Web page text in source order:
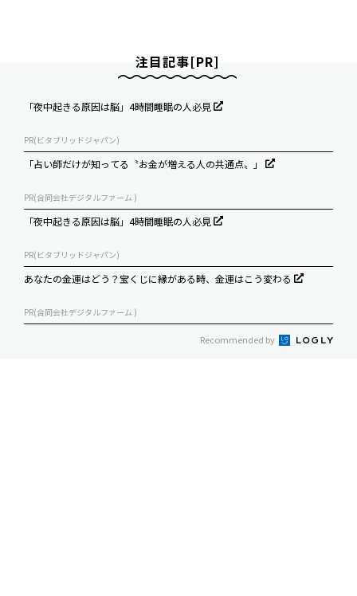
注目記事[PR]
「夜中起きる原因は脳」4時間睡眠の人必見
PR(ビタブリッドジャパン)
「占い師だけが知ってる〝お金が増える人の共通点〟」
PR(合同会社デジタルファーム )
「夜中起きる原因は脳」4時間睡眠の人必見
PR(ビタブリッドジャパン)
あなたの金運はどう？宝くじに縁がある時、金運はこう変わる
PR(合同会社デジタルファーム )
Recommended by